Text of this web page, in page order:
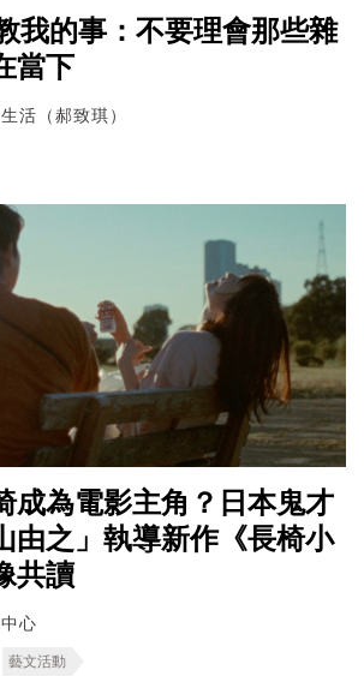
我的事：不要理會那些雜
當下
活（郝致琪）
成為電影主角？日本鬼才
由之」執導新作《長椅小
共讀
心
藝文活動